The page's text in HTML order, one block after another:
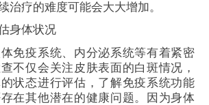
治疗的难度可能会大大增加。
体状况
疫系统、内分泌系统等有着紧密
不仅会关注皮肤表面的白斑情况，
状态进行评估，了解免疫系统功能
在其他潜在的健康问题。因为身体